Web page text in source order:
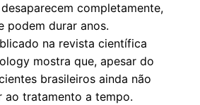
completamente,
podem durar anos.
na revista científica
mostra que, apesar do
brasileiros ainda não
ao tratamento a tempo.